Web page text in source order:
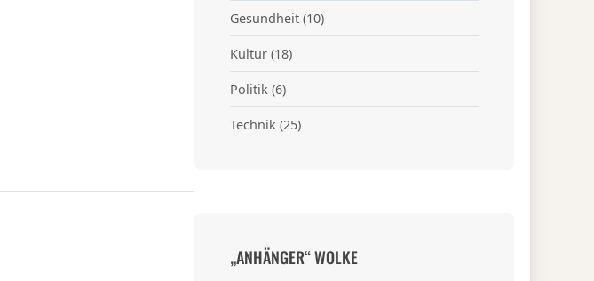
Gesundheit (10)
Kultur (18)
Politik (6)
Technik (25)
„ANHÄNGER“ WOLKE